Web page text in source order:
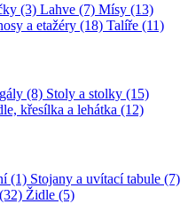
(3) Lahve (7) Mísy (13)
a etažéry (18) Talíře (11)
(8) Stoly a stolky (15)
křesílka a lehátka (12)
(1) Stojany a uvítací tabule (7)
Židle (5)